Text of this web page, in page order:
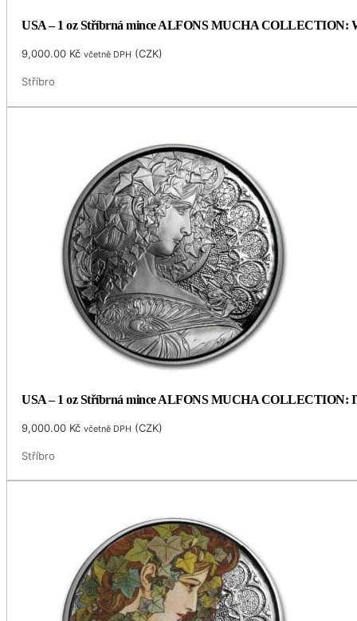
USA – 1 oz Stříbrná mince ALFONS MUCHA COLLECTION:
9,000.00 Kč včetně DPH (CZK)
Stříbro
USA – 1 oz Stříbrná mince ALFONS MUCHA COLLECTION:
9,000.00 Kč včetně DPH (CZK)
Stříbro